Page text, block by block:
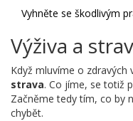
Vyhněte se škodlivým
Výživa a
Když mluvíme o zdravých
strava. Co jíme, se totiž
Začněme tedy tím, co by
chybět.